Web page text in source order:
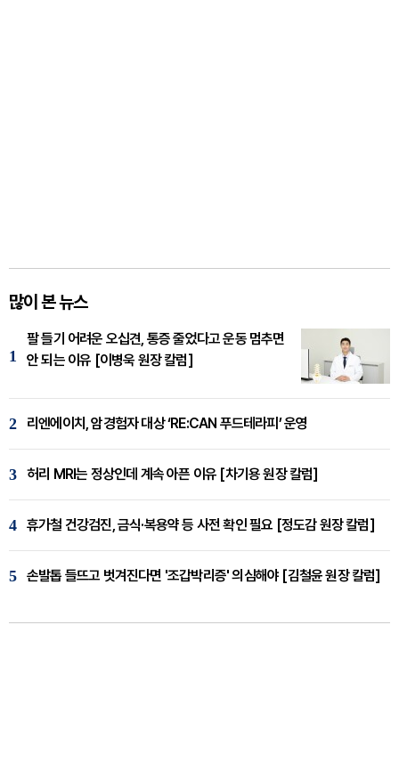
많이 본 뉴스
1
팔 들기 어려운 오십견, 통증 줄었다고 운동 멈추면
안 되는 이유 [이병욱 원장 칼럼]
2 리엔에이치, 암경험자 대상 ‘RE:CAN 푸드테라피’ 운영
3 허리 MRI는 정상인데 계속 아픈 이유 [차기용 원장 칼럼]
4 휴가철 건강검진, 금식·복용약 등 사전 확인 필요 [정도감 원장 칼럼]
5 손발톱 들뜨고 벗겨진다면 '조갑박리증' 의심해야 [김철윤 원장 칼럼]